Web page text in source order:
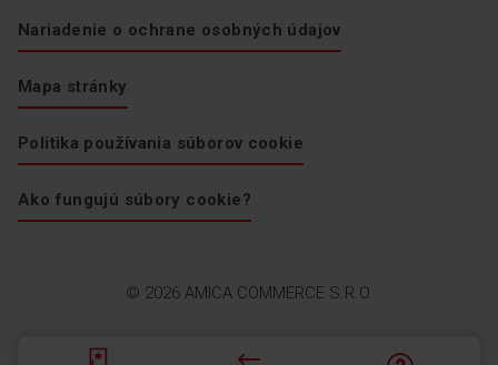
© 2026 AMICA COMMERCE S.R.O.
Nariadenie o ochrane osobných údajov
Mapa stránky
Politika používania súborov cookie
Ako fungujú súbory cookie?